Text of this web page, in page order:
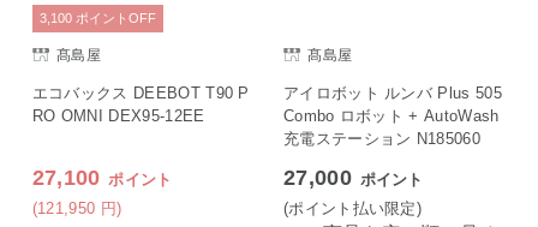
髙島屋
エコバックス DEEBOT T90 P
RO OMNI DEX95-12EE
27,100 ポイント
(121,950 円)
3,100 ポイント OFF
髙島屋
アイロボット ルンバ Plus 505
Combo ロボット + AutoWash
充電ステーション N185060
27,000 ポイント
(ポイント払い限定)